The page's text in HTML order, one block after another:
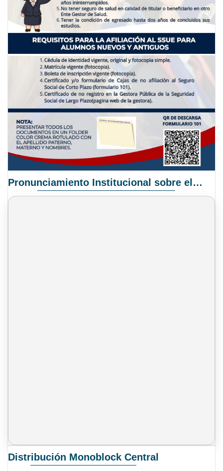
Pronunciamiento Institucional sobre el Proyecto de Ley N° 068/2025-2026 C.S.
Distribución Monoblock Central